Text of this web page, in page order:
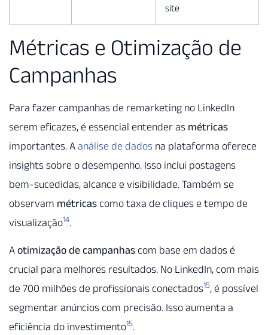
site
Métricas e Otimização de
Campanhas
Para fazer campanhas de remarketing no LinkedIn
serem eficazes, é essencial entender as métricas
importantes. A análise de dados na plataforma oferece
insights sobre o desempenho. Isso inclui postagens
bem-sucedidas, alcance e visibilidade. Também se
observam métricas como taxa de cliques e tempo de
visualização14.
A otimização de campanhas com base em dados é
crucial para melhores resultados. No LinkedIn, com mais
de 700 milhões de profissionais conectados15, é possível
segmentar anúncios com precisão. Isso aumenta a
eficiência do investimento15.